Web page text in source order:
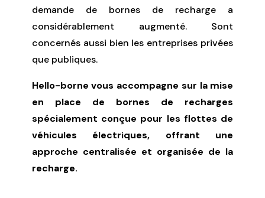
demande de bornes de recharge a
considérablement augmenté. Sont
concernés aussi bien les entreprises privées
que publiques.
Hello-borne vous accompagne sur la mise
en place de bornes de recharges
spécialement conçue pour les flottes de
véhicules électriques, offrant une
approche centralisée et organisée de la
recharge.